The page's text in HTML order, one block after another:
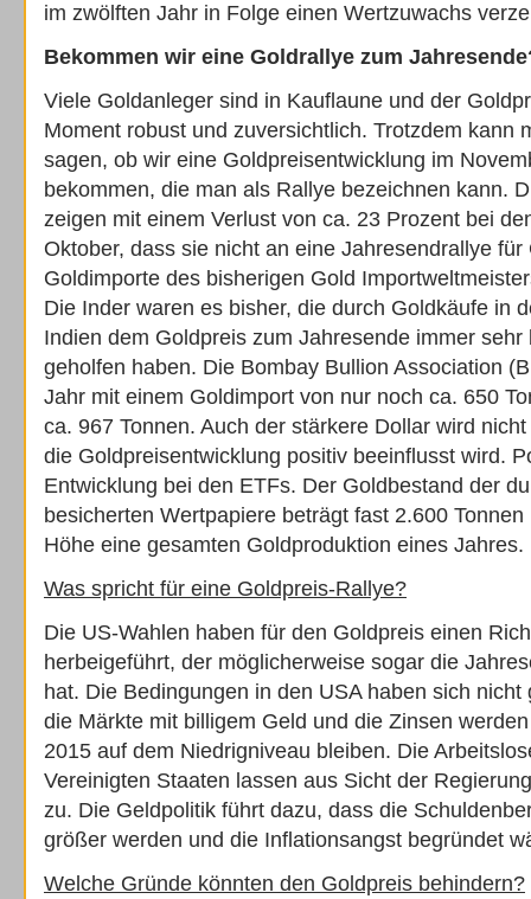
im zwölften Jahr in Folge einen Wertzuwachs
Bekommen wir eine Goldrallye zum
Viele Goldanleger sind in Kauflaune und der
Moment robust und zuversichtlich. Trotzdem kann
sagen, ob wir eine Goldpreisentwicklung im
bekommen, die man als Rallye bezeichnen kann.
zeigen mit einem Verlust von ca. 23 Prozent bei
Oktober, dass sie nicht an eine Jahresendrallye
Goldimporte des bisherigen Gold
Die Inder waren es bisher, die durch Goldkäufe in
Indien dem Goldpreis zum Jahresende immer
geholfen haben. Die Bombay Bullion Association
Jahr mit einem Goldimport von nur noch ca. 650
ca. 967 Tonnen. Auch der stärkere Dollar wird
die Goldpreisentwicklung positiv beeinflusst wird.
Entwicklung bei den ETFs. Der Goldbestand der
besicherten Wertpapiere beträgt fast 2.600
Höhe eine gesamten Goldproduktion eines Jahres.
Was spricht für eine Goldpreis-Rallye?
Die US-Wahlen haben für den Goldpreis einen
herbeigeführt, der möglicherweise sogar die
hat. Die Bedingungen in den USA haben sich
die Märkte mit billigem Geld und die Zinsen
2015 auf dem Niedrigniveau bleiben. Die
Vereinigten Staaten lassen aus Sicht der
zu. Die Geldpolitik führt dazu, dass die
größer werden und die Inflationsangst begründet
Welche Gründe könnten den Goldpreis behindern?